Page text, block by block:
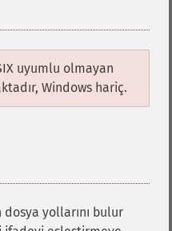
uyumlu olmayan
Windows hariç.
yollarını bulur